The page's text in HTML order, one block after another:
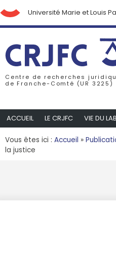
Université Marie et Louis
Centre de recherches
de Franche-Comté (UR 3225)
ACCUEIL LE CRJFC VIE DU
Vous êtes ici : Accueil »
la justice